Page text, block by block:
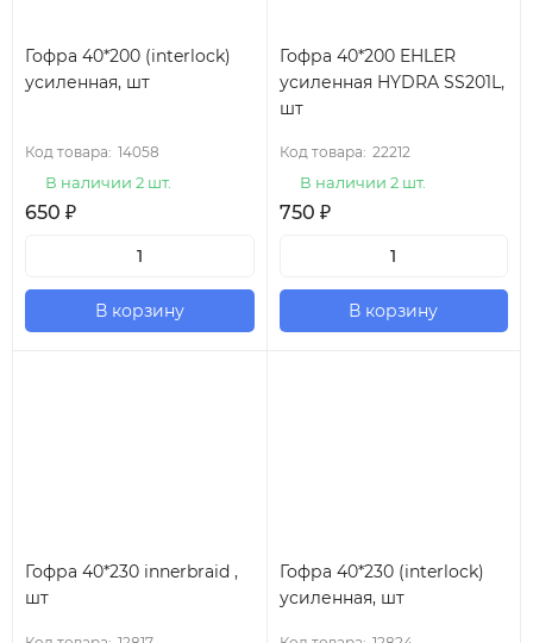
Гофра 40*200 (interlock)
усиленная, шт
Код товара: 14058
В наличии 2 шт.
650 ₽
В корзину
Гофра 40*200 EHLER
усиленная HYDRA SS201L,
шт
Код товара: 22212
В наличии 2 шт.
750 ₽
В корзину
Гофра 40*230 innerbraid ,
шт
Гофра 40*230 (interlock)
усиленная, шт